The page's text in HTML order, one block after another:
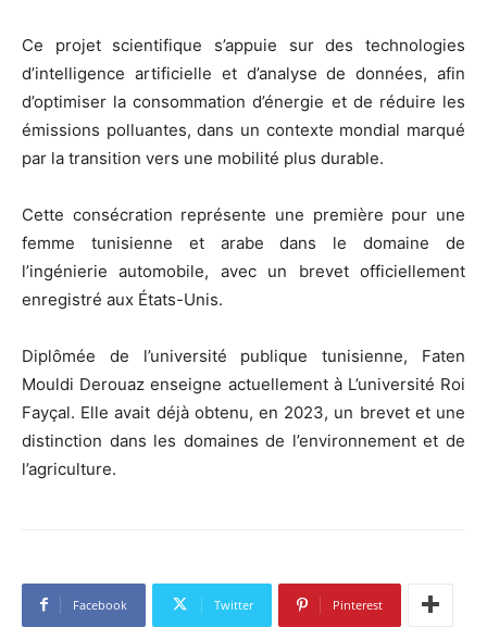
Ce projet scientifique s’appuie sur des technologies
d’intelligence artificielle et d’analyse de données, afin
d’optimiser la consommation d’énergie et de réduire les
émissions polluantes, dans un contexte mondial marqué
par la transition vers une mobilité plus durable.
Cette consécration représente une première pour une
femme tunisienne et arabe dans le domaine de
l’ingénierie automobile, avec un brevet officiellement
enregistré aux États-Unis.
Diplômée de l’université publique tunisienne, Faten
Mouldi Derouaz enseigne actuellement à L’université Roi
Fayçal. Elle avait déjà obtenu, en 2023, un brevet et une
distinction dans les domaines de l’environnement et de
l’agriculture.
Facebook Twitter Pinterest